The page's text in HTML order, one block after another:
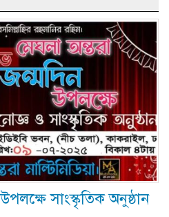
সাংস্কৃতিক অনুষ্ঠান